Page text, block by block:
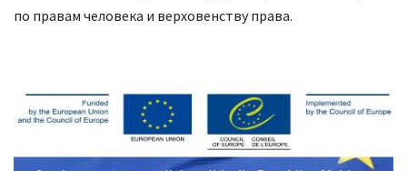
по правам человека и верховенству права.